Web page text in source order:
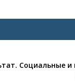
Социальные